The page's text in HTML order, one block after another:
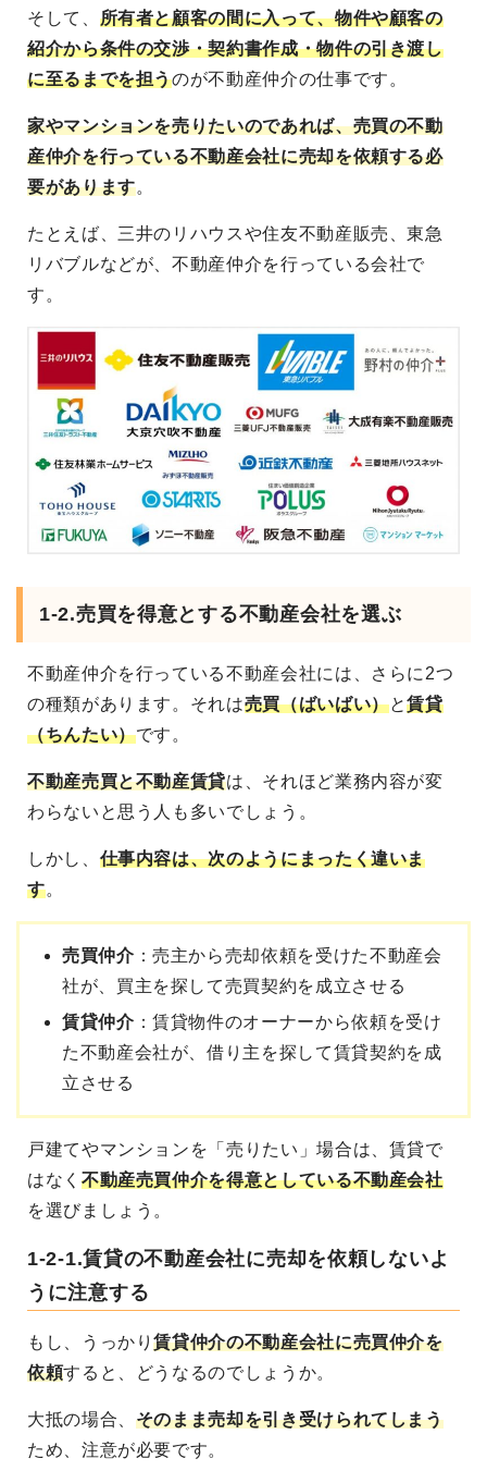
そして、 所有者と顧客の間に入って、物件や顧客の
紹介から条件の交渉・契約書作成・物件の引き渡し
に至るまでを担うのが不動産仲介の仕事です。
家やマンションを売りたいのであれば、売買の不動
産仲介を行っている不動産会社に売却を依頼する必
要があります。
たとえば、三井のリハウスや住友不動産販売、東急
リバブルなどが、不動産仲介を行っている会社で
す。
1-2.売買を得意とする不動産会社を選ぶ
不動産仲介を行っている不動産会社には、さらに2つ
の種類があります。それは売買（ばいばい）と賃貸
（ちんたい）です。
不動産売買と不動産賃貸は、それほど業務内容が変
わらないと思う人も多いでしょう。
しかし、 仕事内容は、次のようにまったく違いま
す。
売買仲介：売主から売却依頼を受けた不動産会
社が、買主を探して売買契約を成立させる
賃貸仲介：賃貸物件のオーナーから依頼を受け
た不動産会社が、借り主を探して賃貸契約を成
立させる
戸建てやマンションを「売りたい」場合は、賃貸で
はなく 不動産売買仲介を得意としている不動産会社
を選びましょう。
1-2-1.賃貸の不動産会社に売却を依頼しないよ
うに注意する
もし、うっかり賃貸仲介の不動産会社に売買仲介を
依頼すると、どうなるのでしょうか。
大抵の場合、 そのまま売却を引き受けられてしまう
ため、注意が必要です。